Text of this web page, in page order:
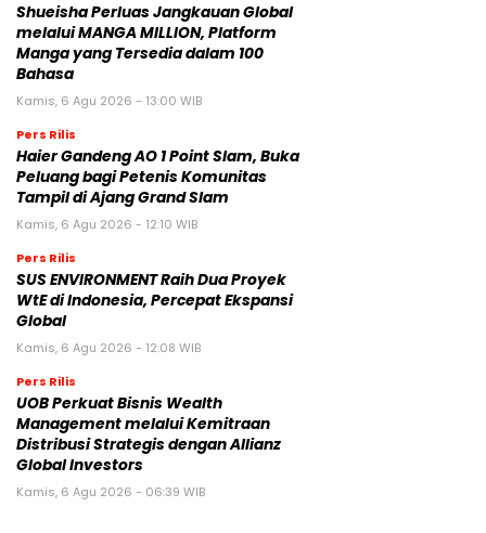
Shueisha Perluas Jangkauan Global
melalui MANGA MILLION, Platform
Manga yang Tersedia dalam 100
Bahasa
Kamis, 6 Agu 2026 - 13:00 WIB
Pers Rilis
Haier Gandeng AO 1 Point Slam, Buka
Peluang bagi Petenis Komunitas
Tampil di Ajang Grand Slam
Kamis, 6 Agu 2026 - 12:10 WIB
Pers Rilis
SUS ENVIRONMENT Raih Dua Proyek
WtE di Indonesia, Percepat Ekspansi
Global
Kamis, 6 Agu 2026 - 12:08 WIB
Pers Rilis
UOB Perkuat Bisnis Wealth
Management melalui Kemitraan
Distribusi Strategis dengan Allianz
Global Investors
Kamis, 6 Agu 2026 - 06:39 WIB